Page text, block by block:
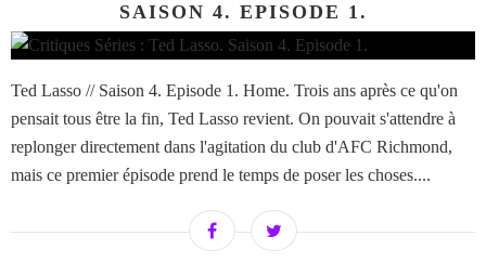
SAISON 4. EPISODE 1.
Ted Lasso // Saison 4. Episode 1. Home. Trois ans après ce qu'on
pensait tous être la fin, Ted Lasso revient. On pouvait s'attendre à
replonger directement dans l'agitation du club d'AFC Richmond,
mais ce premier épisode prend le temps de poser les choses....